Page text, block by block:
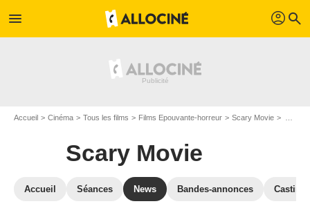
menu profil search
Accueil Cinéma Tous les films Films Epouvante-horreur Scary Movie
Scary Movie
Accueil Séances News Bandes-annonces Casting